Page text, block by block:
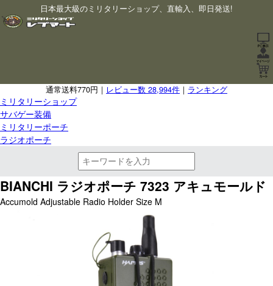
日本最大級のミリタリーショップ、直輸入、即日発送!
通常送料770円｜ レビュー数 28,994件 ｜ ランキング
ミリタリーショップ
サバゲー装備
ミリタリーポーチ
ラジオポーチ
BIANCHI ラジオポーチ 7323 アキュモールド
Accumold Adjustable Radio Holder Size M